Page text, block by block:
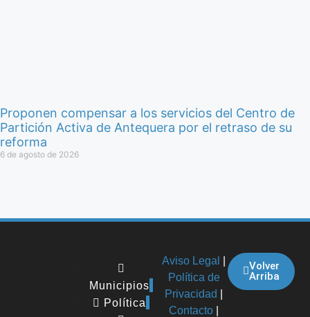
Proponen compensar a los servicios del Centro de
Partición Activa de Antequera por el retraso de su
reforma
6 de agosto de 2026
Municipios
Política
Aviso Legal
Política de
Privacidad
Contacto
Volver
Arriba